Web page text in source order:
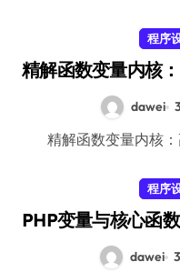
程序
精解函数变量内核
dawei
精解函数变量内核
程序
PHP变量与核心函
dawei